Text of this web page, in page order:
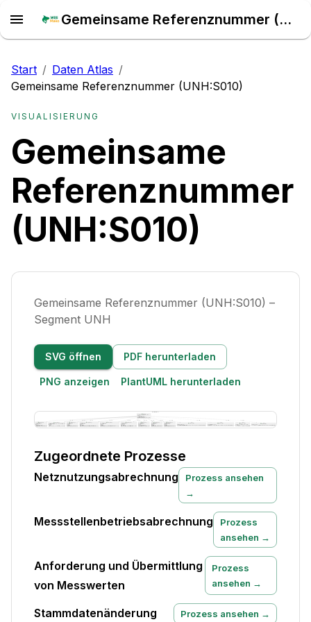
Gemeinsame Referenznummer (UNH:S010) – Daten Atlas
Start / Daten Atlas /
Gemeinsame Referenznummer (UNH:S010)
VISUALISIERUNG
Gemeinsame
Referenznummer
(UNH:S010)
Gemeinsame Referenznummer (UNH:S010) –
Segment UNH
SVG öffnen PDF herunterladen
PNG anzeigen PlantUML herunterladen
Zugeordnete Prozesse
Netznutzungsabrechnung
Prozess ansehen
→
Messstellenbetriebsabrechnung
Prozess
ansehen →
Anforderung und Übermittlung
von Messwerten
Prozess
ansehen →
Stammdatenänderung Prozess ansehen →